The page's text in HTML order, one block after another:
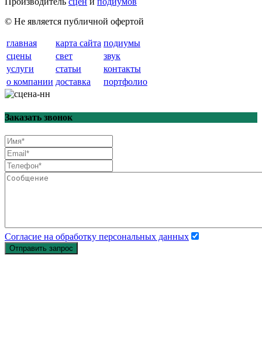
© Не является публичной офертой
главная карта сайта подиумы
сцены
свет
звук
услуги
статьи
контакты
о компании доставка портфолио
Заказать звонок
Согласие на обработку персональных данных
Отправить запрос